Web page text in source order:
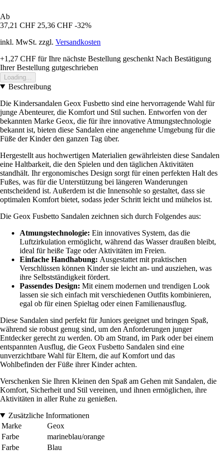
Ab
37,21 CHF 25,36 CHF -32%
inkl. MwSt. zzgl. Versandkosten
+1,27 CHF für Ihre nächste Bestellung geschenkt Nach Bestätigung
Ihrer Bestellung gutgeschrieben
Loading...
Beschreibung
Die Kindersandalen Geox Fusbetto sind eine hervorragende Wahl für
junge Abenteurer, die Komfort und Stil suchen. Entworfen von der
bekannten Marke Geox, die für ihre innovative Atmungstechnologie
bekannt ist, bieten diese Sandalen eine angenehme Umgebung für die
Füße der Kinder den ganzen Tag über.
Hergestellt aus hochwertigen Materialien gewährleisten diese Sandalen
eine Haltbarkeit, die den Spielen und den täglichen Aktivitäten
standhält. Ihr ergonomisches Design sorgt für einen perfekten Halt des
Fußes, was für die Unterstützung bei längeren Wanderungen
entscheidend ist. Außerdem ist die Innensohle so gestaltet, dass sie
optimalen Komfort bietet, sodass jeder Schritt leicht und mühelos ist.
Die Geox Fusbetto Sandalen zeichnen sich durch Folgendes aus:
Atmungstechnologie: Ein innovatives System, das die
Luftzirkulation ermöglicht, während das Wasser draußen bleibt,
ideal für heiße Tage oder Aktivitäten im Freien.
Einfache Handhabung: Ausgestattet mit praktischen
Verschlüssen können Kinder sie leicht an- und ausziehen, was
ihre Selbstständigkeit fördert.
Passendes Design: Mit einem modernen und trendigen Look
lassen sie sich einfach mit verschiedenen Outfits kombinieren,
egal ob für einen Spieltag oder einen Familienausflug.
Diese Sandalen sind perfekt für Juniors geeignet und bringen Spaß,
während sie robust genug sind, um den Anforderungen junger
Entdecker gerecht zu werden. Ob am Strand, im Park oder bei einem
entspannten Ausflug, die Geox Fusbetto Sandalen sind eine
unverzichtbare Wahl für Eltern, die auf Komfort und das
Wohlbefinden der Füße ihrer Kinder achten.
Verschenken Sie Ihren Kleinen den Spaß am Gehen mit Sandalen, die
Komfort, Sicherheit und Stil vereinen, und ihnen ermöglichen, ihre
Aktivitäten in aller Ruhe zu genießen.
Zusätzliche Informationen
Marke
Geox
Farbe
marineblau/orange
Farbe
Blau